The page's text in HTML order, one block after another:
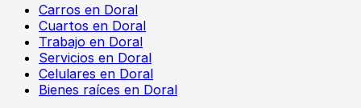
Carros en Doral
Cuartos en Doral
Trabajo en Doral
Servicios en Doral
Celulares en Doral
Bienes raíces en Doral